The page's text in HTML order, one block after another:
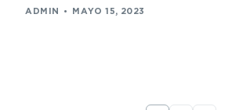
ADMIN MAYO 15, 2023